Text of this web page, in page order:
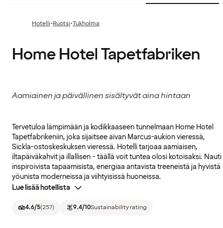
Hotelli·Ruotsi·Tukholma
Home Hotel Tapetfabriken
Aamiainen ja päivällinen sisältyvät aina hintaan
Tervetuloa lämpimään ja kodikkaaseen tunnelmaan Home Hotel
Tapetfabrikeniin, joka sijaitsee aivan Marcus-aukion vieressä,
Sickla-ostoskeskuksen vieressä. Hotelli tarjoaa aamiaisen,
iltapäiväkahvit ja illallisen - täällä voit tuntea olosi kotoisaksi. Nauti
inspiroivista tapaamisista, energiaa antavista treeneistä ja hyvistä
yöunista moderneissa ja viihtyisissä huoneissa.
Lue lisää hotellista
4.6/5(257) 9.4/10Sustainability rating